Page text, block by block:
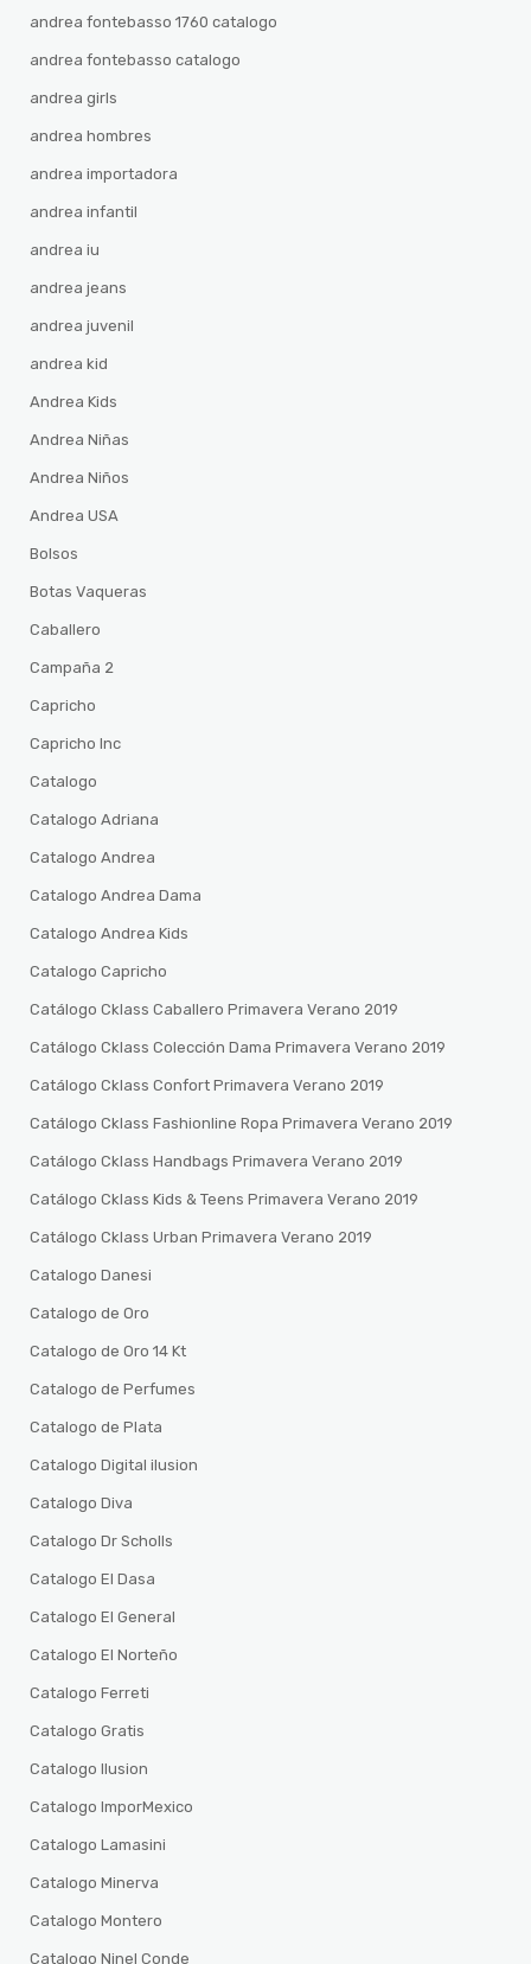
andrea fontebasso 1760 catalogo
andrea fontebasso catalogo
andrea girls
andrea hombres
andrea importadora
andrea infantil
andrea iu
andrea jeans
andrea juvenil
andrea kid
Andrea Kids
Andrea Niñas
Andrea Niños
Andrea USA
Bolsos
Botas Vaqueras
Caballero
Campaña 2
Capricho
Capricho Inc
Catalogo
Catalogo Adriana
Catalogo Andrea
Catalogo Andrea Dama
Catalogo Andrea Kids
Catalogo Capricho
Catálogo Cklass Caballero Primavera Verano 2019
Catálogo Cklass Colección Dama Primavera Verano 2019
Catálogo Cklass Confort Primavera Verano 2019
Catálogo Cklass Fashionline Ropa Primavera Verano 2019
Catálogo Cklass Handbags Primavera Verano 2019
Catálogo Cklass Kids & Teens Primavera Verano 2019
Catálogo Cklass Urban Primavera Verano 2019
Catalogo Danesi
Catalogo de Oro
Catalogo de Oro 14 Kt
Catalogo de Perfumes
Catalogo de Plata
Catalogo Digital ilusion
Catalogo Diva
Catalogo Dr Scholls
Catalogo El Dasa
Catalogo El General
Catalogo El Norteño
Catalogo Ferreti
Catalogo Gratis
Catalogo Ilusion
Catalogo ImporMexico
Catalogo Lamasini
Catalogo Minerva
Catalogo Montero
Catalogo Ninel Conde